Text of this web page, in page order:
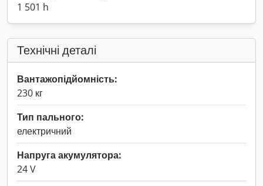
1 501 h
Технічні деталі
Вантажопідйомність:
230 кг
Тип пального:
електричний
Напруга акумулятора:
24 V